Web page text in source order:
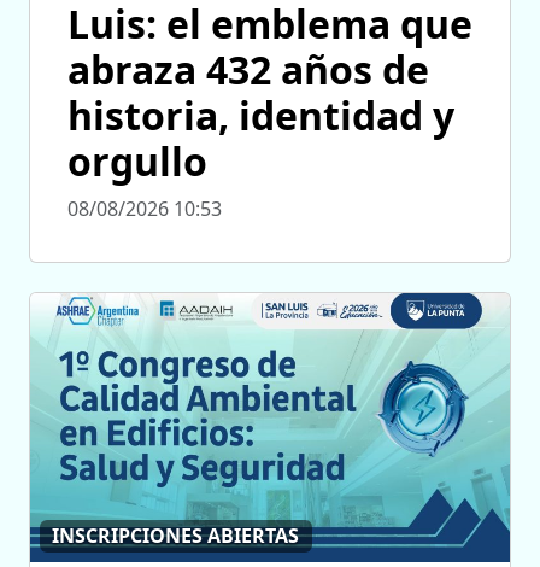
Luis: el emblema que
abraza 432 años de
historia, identidad y
orgullo
08/08/2026 10:53
INSCRIPCIONES ABIERTAS